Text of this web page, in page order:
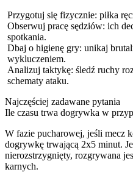
Przygotuj się fizycznie: piłka
Obserwuj pracę sędziów: ich
spotkania.
Dbaj o higienę gry: unikaj
wykluczeniem.
Analizuj taktykę: śledź ruchy
schematy ataku.
Najczęściej zadawane pytania
Ile czasu trwa dogrywka w
W fazie pucharowej, jeśli mecz
dogrywkę trwającą 2x5 minut.
nierozstrzygnięty, rozgrywana
karnych.